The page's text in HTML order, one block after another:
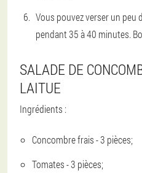
Vous pouvez verser un peu
pendant 35 à 40 minutes.
SALADE DE
LAITUE
Ingrédients :
Concombre frais - 3 pièces;
Tomates - 3 pièces;